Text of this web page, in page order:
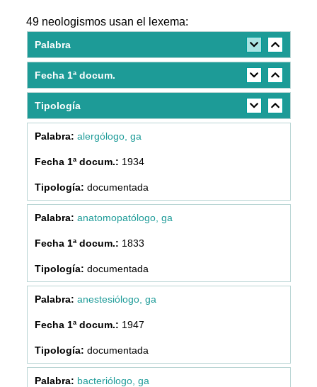
49 neologismos usan el lexema:
Palabra
Fecha 1ª docum.
Tipología
alergólogo, ga
1934
documentada
anatomopatólogo, ga
1833
documentada
anestesiólogo, ga
1947
documentada
bacteriólogo, ga